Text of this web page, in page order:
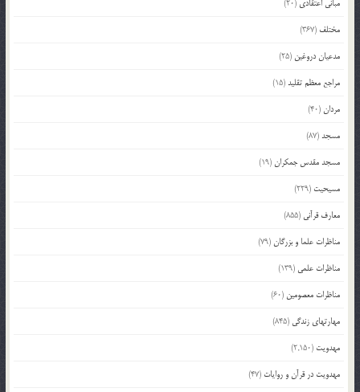
مبانی اعتقادی (20)
مختلف (367)
مدعیان دروغین (25)
مراجع معظم تقلید(15)
مردان(40)
مسجد(87)
مسجد مقدس جمکران(19)
مسیحیت (229)
معارف قرآنی (855)
مناظرات علما و بزرگان(79)
مناظرات علمی (139)
مناظرات معصومین (60)
مهارتهای زندگی (845)
مهدویت (2,150)
مهدویت در قرآن و روایات (47)